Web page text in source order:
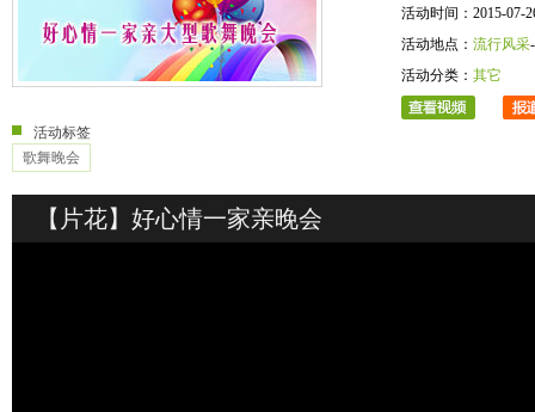
活动时间：2015-07-
活动地点： 流行风采
活动分类： 其它
活动标签
歌舞晚会
【片花】好心情一家亲晚会